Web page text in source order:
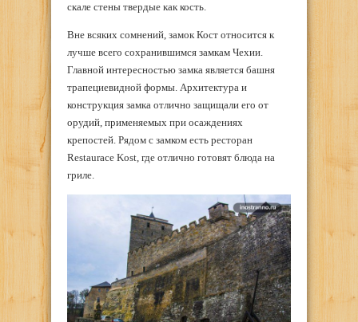
скале стены твердые как кость.
Вне всяких сомнений, замок Кост относится к
лучше всего сохранившимся замкам Чехии.
Главной интересностью замка является башня
трапециевидной формы. Архитектура и
конструкция замка отлично защищали его от
орудий, применяемых при осаждениях
крепостей. Рядом с замком есть ресторан
Restaurace Kost, где отлично готовят блюда на
гриле.